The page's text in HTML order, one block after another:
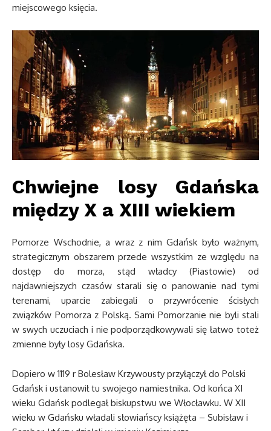
miejscowego księcia.
Chwiejne losy Gdańska
między X a XIII wiekiem
Pomorze Wschodnie, a wraz z nim Gdańsk było ważnym,
strategicznym obszarem przede wszystkim ze względu na
dostęp do morza, stąd władcy (Piastowie) od
najdawniejszych czasów starali się o panowanie nad tymi
terenami, uparcie zabiegali o przywrócenie ścisłych
związków Pomorza z Polską. Sami Pomorzanie nie byli stali
w swych uczuciach i nie podporządkowywali się łatwo toteż
zmienne były losy Gdańska.
Dopiero w 1119 r Bolesław Krzywousty przyłączył do Polski
Gdańsk i ustanowił tu swojego namiestnika. Od końca XI
wieku Gdańsk podlegał biskupstwu we Włocławku. W XII
wieku w Gdańsku władali słowiańscy książęta – Subisław i